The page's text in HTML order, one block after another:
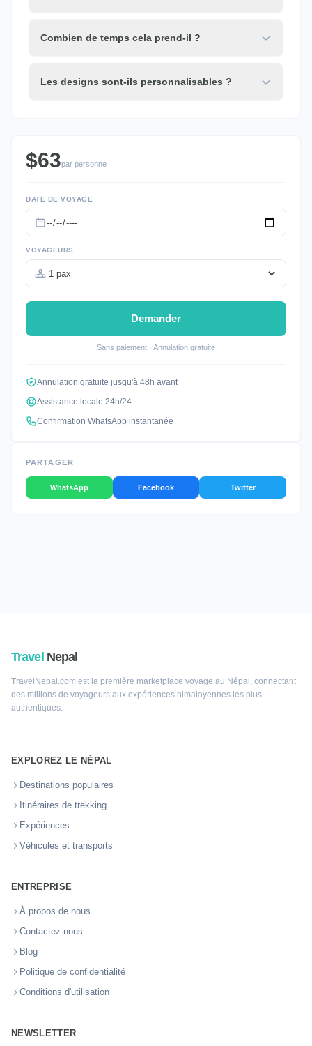
Combien de temps cela prend-il ?
Les designs sont-ils personnalisables ?
$63par personne
DATE DE VOYAGE
VOYAGEURS
Demander
Sans paiement · Annulation gratuite
Annulation gratuite jusqu'à 48h avant
Assistance locale 24h/24
Confirmation WhatsApp instantanée
PARTAGER
WhatsApp Facebook Twitter
Travel Nepal
TravelNepal.com est la première marketplace voyage au Népal, connectant
des millions de voyageurs aux expériences himalayennes les plus
authentiques.
EXPLOREZ LE NÉPAL
Destinations populaires
Itinéraires de trekking
Expériences
Véhicules et transports
ENTREPRISE
À propos de nous
Contactez-nous
Blog
Politique de confidentialité
Conditions d'utilisation
NEWSLETTER